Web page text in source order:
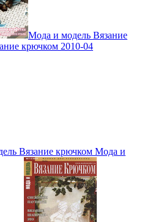
Мода и модель Вязание
крючком 2010-04
Вязание крючком Мода и